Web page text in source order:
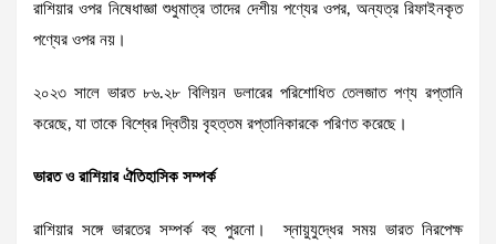
রাশিয়ার ওপর নিষেধাজ্ঞা শুধুমাত্র তাদের দেশীয় পণ্যের ওপর, অন্যত্র রিফাইনকৃত
পণ্যের ওপর নয়।
২০২৩ সালে ভারত ৮৬.২৮ বিলিয়ন ডলারের পরিশোধিত তেলজাত পণ্য রপ্তানি
করেছে, যা তাকে বিশ্বের দ্বিতীয় বৃহত্তম রপ্তানিকারকে পরিণত করেছে।
ভারত ও রাশিয়ার ঐতিহাসিক সম্পর্ক
রাশিয়ার সঙ্গে ভারতের সম্পর্ক বহু পুরনো। স্নায়ুযুদ্ধের সময় ভারত নিরপেক্ষ